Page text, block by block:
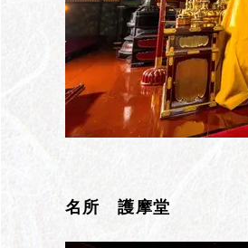
名所 護摩堂